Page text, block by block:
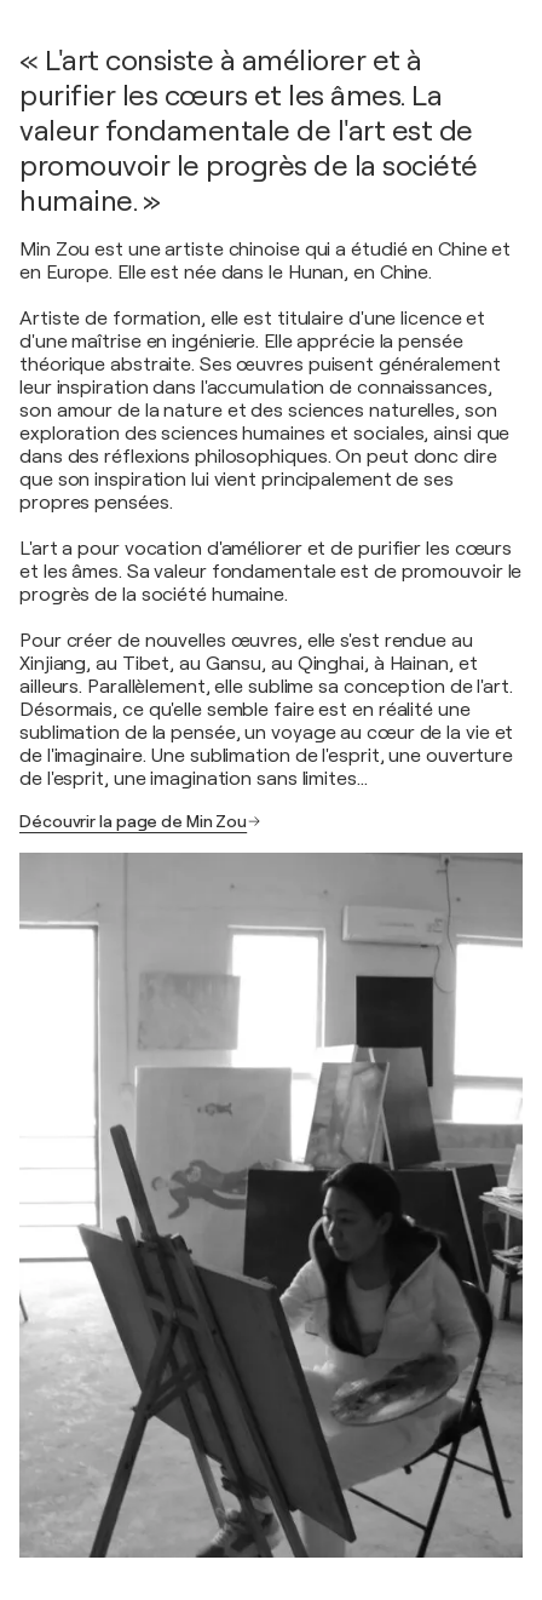
« L'art consiste à améliorer et à
purifier les cœurs et les âmes. La
valeur fondamentale de l'art est de
promouvoir le progrès de la société
humaine. »
Min Zou est une artiste chinoise qui a étudié en Chine et
en Europe. Elle est née dans le Hunan, en Chine.
Artiste de formation, elle est titulaire d'une licence et
d'une maîtrise en ingénierie. Elle apprécie la pensée
théorique abstraite. Ses œuvres puisent généralement
leur inspiration dans l'accumulation de connaissances,
son amour de la nature et des sciences naturelles, son
exploration des sciences humaines et sociales, ainsi que
dans des réflexions philosophiques. On peut donc dire
que son inspiration lui vient principalement de ses
propres pensées.
L'art a pour vocation d'améliorer et de purifier les cœurs
et les âmes. Sa valeur fondamentale est de promouvoir le
progrès de la société humaine.
Pour créer de nouvelles œuvres, elle s'est rendue au
Xinjiang, au Tibet, au Gansu, au Qinghai, à Hainan, et
ailleurs. Parallèlement, elle sublime sa conception de l'art.
Désormais, ce qu'elle semble faire est en réalité une
sublimation de la pensée, un voyage au cœur de la vie et
de l'imaginaire. Une sublimation de l'esprit, une ouverture
de l'esprit, une imagination sans limites…
Découvrir la page de Min Zou